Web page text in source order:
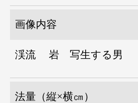
画像内容
渓流 岩 写生する男
法量（縦×横㎝）